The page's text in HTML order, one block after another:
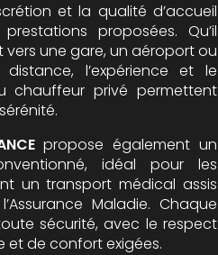
et la qualité d’accueil
proposées. Qu’il
vers une gare, un aéroport ou
l’expérience et le
chauffeur privé permettent
propose également un
idéal pour les
un transport médical assis
Maladie. Chaque
sécurité, avec le respect
et de confort exigées.